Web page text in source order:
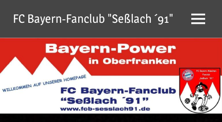
Inhalt
springen
FC Bayern-Fanclub "Seßlach ´91" Menu